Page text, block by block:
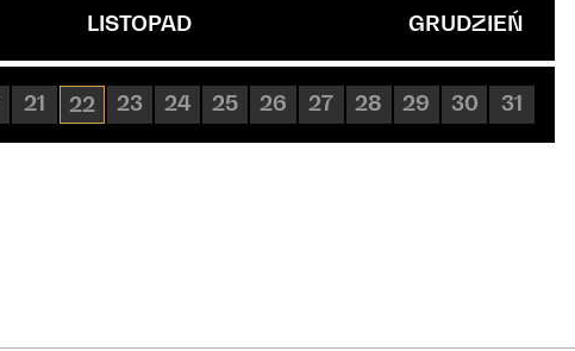
LISTOPAD GRUDZIEŃ
21 22 23 24 25 26 27 28 29 30 31